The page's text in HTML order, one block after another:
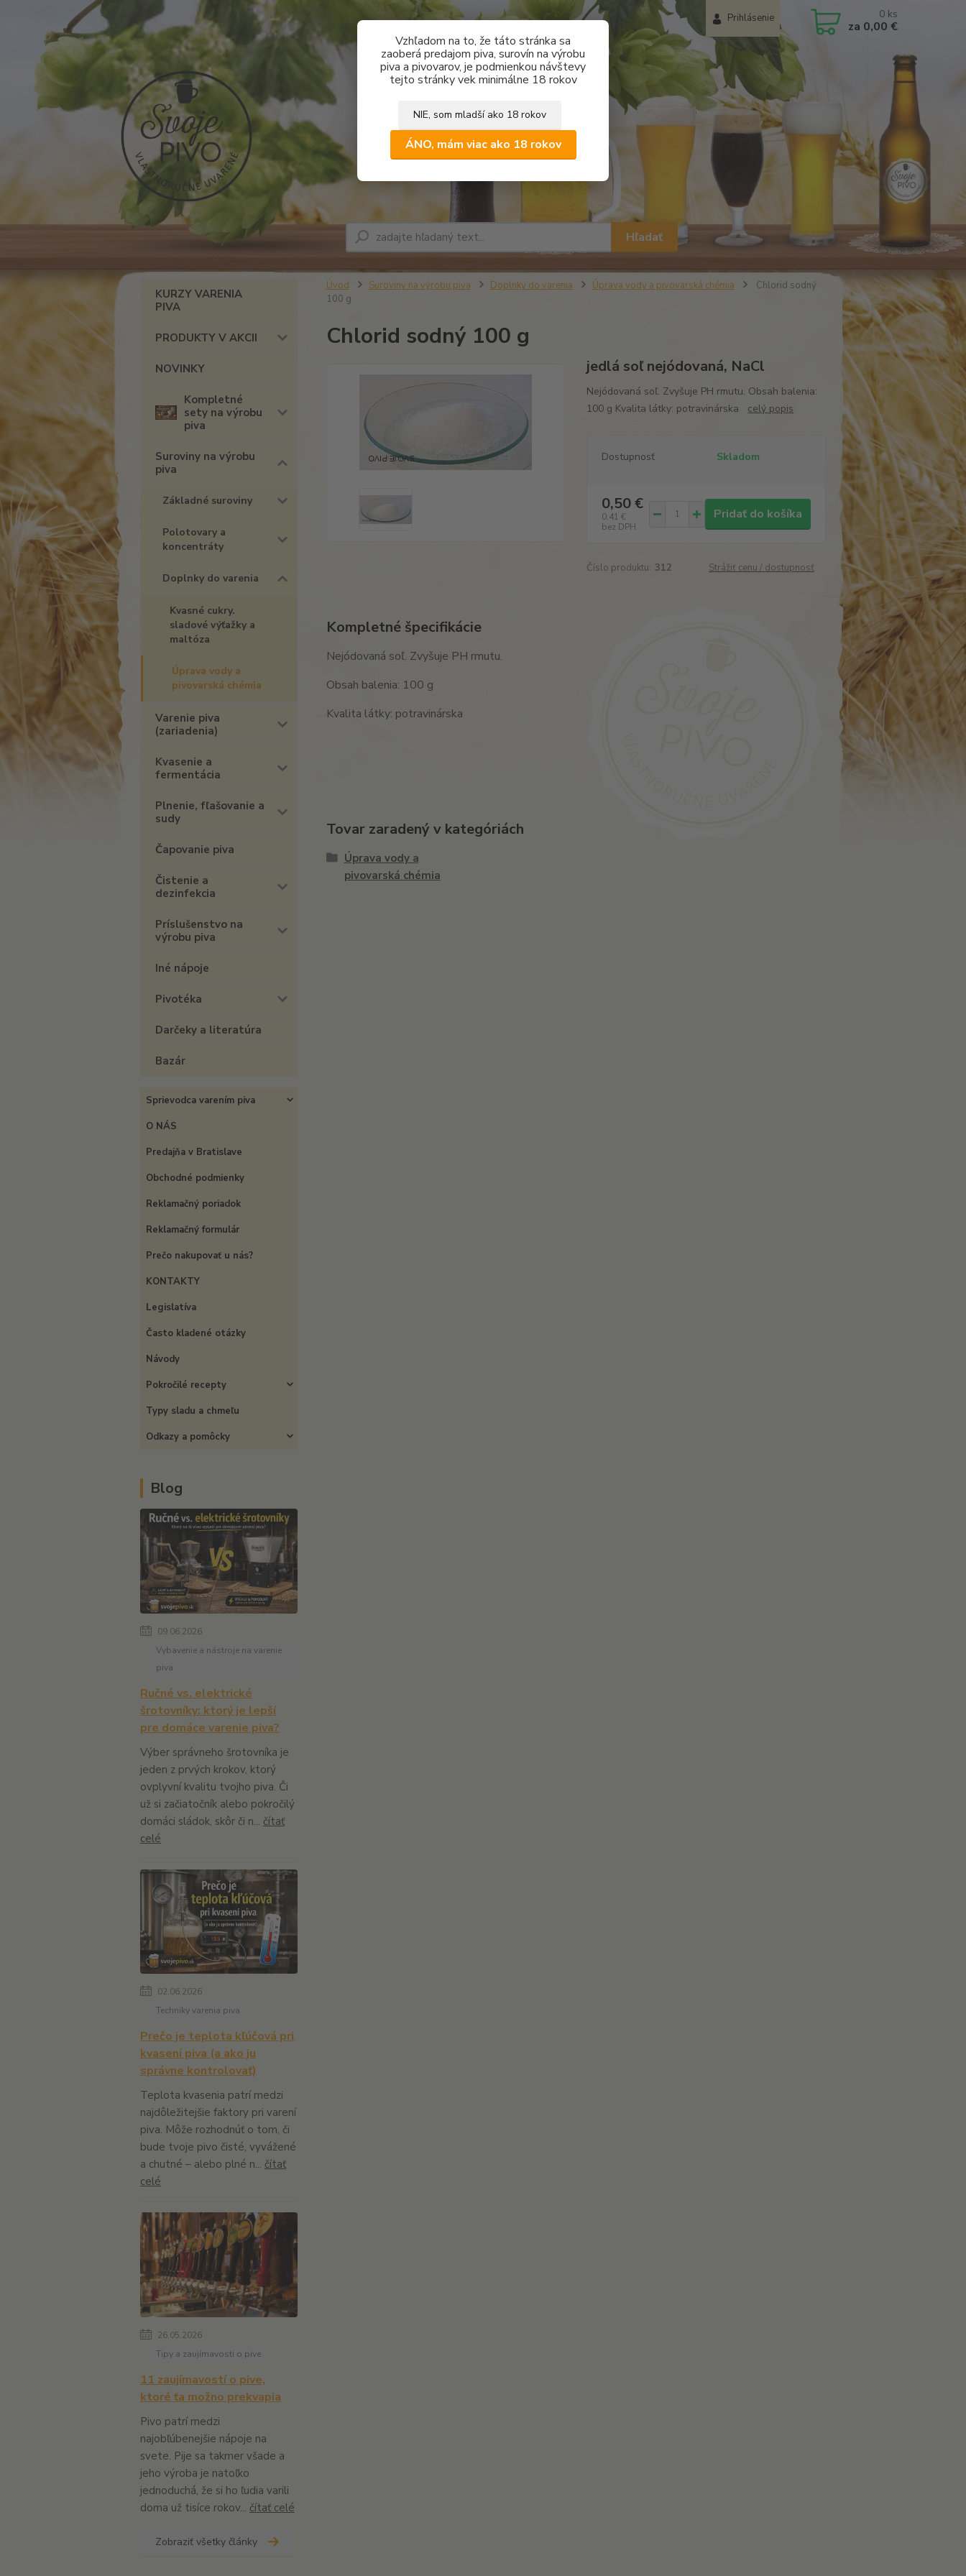
Vzhľadom na to, že táto stránka sa
zaoberá predajom piva, surovín na výrobu
piva a pivovarov, je podmienkou návštevy
tejto stránky vek minimálne 18 rokov
NIE, som mladší ako 18 rokov
ÁNO, mám viac ako 18 rokov
Prihlásenie
Hľadať
0 ks
za 0,00 €
KURZY VARENIA
PIVA
PRODUKTY V AKCII
NOVINKY
Kompletné
sety na výrobu
piva
Suroviny na výrobu
piva
Základné suroviny
Polotovary a
koncentráty
Doplnky do varenia
Kvasné cukry.
sladové výťažky a
maltóza
Úprava vody a
pivovarská chémia
Varenie piva
(zariadenia)
Kvasenie a
fermentácia
Plnenie, fľašovanie a
sudy
Čapovanie piva
Čistenie a
dezinfekcia
Príslušenstvo na
výrobu piva
Iné nápoje
Pivotéka
Darčeky a literatúra
Bazár
Sprievodca varením piva
O NÁS
Predajňa v Bratislave
Obchodné podmienky
Reklamačný poriadok
Reklamačný formulár
Prečo nakupovať u nás?
KONTAKTY
Legislatíva
Často kladené otázky
Návody
Pokročilé recepty
Typy sladu a chmeľu
Odkazy a pomôcky
Blog
09.06.2026
Vybavenie a nástroje na varenie
piva
Ručné vs. elektrické
šrotovníky: ktorý je lepší
pre domáce varenie piva?
Výber správneho šrotovníka je
jeden z prvých krokov, ktorý
ovplyvní kvalitu tvojho piva. Či
už si začiatočník alebo pokročilý
domáci sládok, skôr či n... čítať
celé
02.06.2026
Techniky varenia piva
Prečo je teplota kľúčová pri
kvasení piva (a ako ju
správne kontrolovať)
Teplota kvasenia patrí medzi
najdôležitejšie faktory pri varení
piva. Môže rozhodnúť o tom, či
bude tvoje pivo čisté, vyvážené
a chutné – alebo plné n... čítať
celé
26.05.2026
Tipy a zaujímavosti o pive
11 zaujímavostí o pive,
ktoré ťa možno prekvapia
Pivo patrí medzi
najobľúbenejšie nápoje na
svete. Pije sa takmer všade a
jeho výroba je natoľko
jednoduchá, že si ho ľudia varili
doma už tisíce rokov... čítať celé
Zobraziť všetky články
Úvod Suroviny na výrobu piva Doplnky do varenia Úprava vody a pivovarská chémia
Chlorid sodný
100 g
Chlorid sodný 100 g
jedlá soľ nejódovaná, NaCl
Nejódovaná soľ. Zvyšuje PH rmutu. Obsah balenia:
100 g Kvalita látky: potravinárska celý popis
Dostupnosť Skladom
0,50 €
0,41 €
bez DPH
Pridať do košíka
Číslo produktu: 312 Strážiť cenu / dostupnosť
Kompletné špecifikácie
Nejódovaná soľ. Zvyšuje PH rmutu.
Obsah balenia: 100 g
Kvalita látky: potravinárska
Tovar zaradený v kategóriách
Úprava vody a
pivovarská chémia